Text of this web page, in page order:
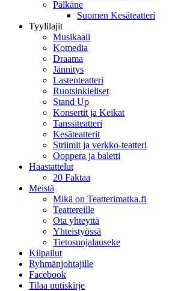
Pälkäne
Suomen Kesäteatteri
Tyylilajit
Musikaali
Komedia
Draama
Jännitys
Lastenteatteri
Ruotsinkieliset
Stand Up
Konsertit ja Keikat
Tanssiteatteri
Kesäteatterit
Striimit ja verkko-teatteri
Ooppera ja baletti
Haastattelut
20 Faktaa
Meistä
Mikä on Teatterimatka.fi
Teattereille
Ota yhteyttä
Yhteistyössä
Tietosuojalauseke
Kilpailut
Ryhmänjohtajille
Facebook
Tilaa uutiskirje